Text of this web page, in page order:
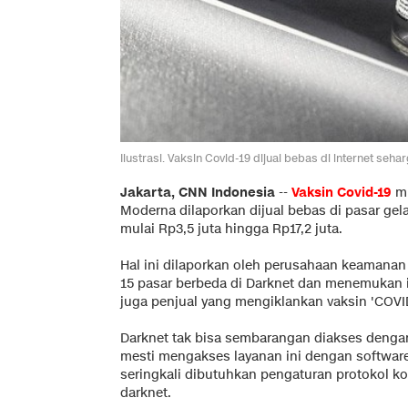
Ilustrasi. Vaksin Covid-19 dijual bebas di internet
Jakarta, CNN Indonesia -- Vaksin Covid-19
Moderna dilaporkan dijual bebas di pasar
mulai Rp3,5 juta hingga Rp17,2 juta.
Hal ini dilaporkan oleh perusahaan
15 pasar berbeda di Darknet dan
juga penjual yang mengiklankan vaksin
Darknet tak bisa sembarangan diakses
mesti mengakses layanan ini dengan
seringkali dibutuhkan pengaturan protokol
darknet.